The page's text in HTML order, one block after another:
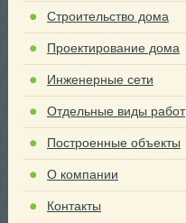
Строительство дома
Проектирование дома
Инженерные сети
Отдельные виды работ
Построенные объекты
О компании
Контакты